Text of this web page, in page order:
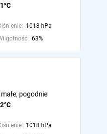
1018 hPa
63%
pogodnie
1018 hPa